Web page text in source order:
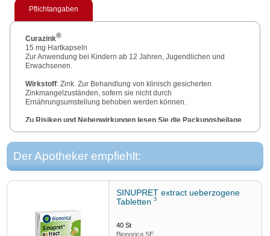
Pflichtangaben
Curazink®
15 mg Hartkapseln
Zur Anwendung bei Kindern ab 12 Jahren, Jugendlichen und
Erwachsenen.
Wirkstoff: Zink. Zur Behandlung von klinisch gesicherten
Zinkmangelzuständen, sofern sie nicht durch
Ernährungsumstellung behoben werden können.
Zu Risiken und Nebenwirkungen lesen Sie die Packungsbeilage
61118 Bad Vilbel
Der Apotheker empfiehlt:
SINUPRET extract ueberzogene
Tabletten3
40St
Bionorica SE